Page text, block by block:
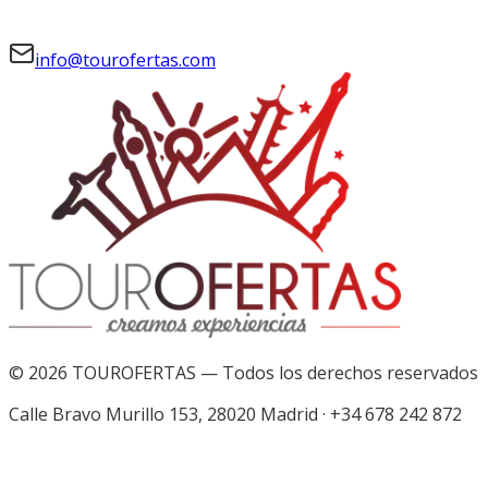
info@tourofertas.com
© 2026 TOUROFERTAS — Todos los derechos reservados
Calle Bravo Murillo 153, 28020 Madrid · +34 678 242 872